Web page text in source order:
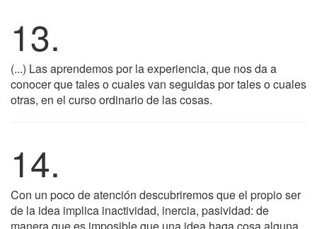
13.
(...) Las aprendemos por la experiencia, que nos da a
conocer que tales o cuales van seguidas por tales o cuales
otras, en el curso ordinario de las cosas.
14.
Con un poco de atención descubriremos que el propio ser
de la idea implica inactividad, inercia, pasividad: de